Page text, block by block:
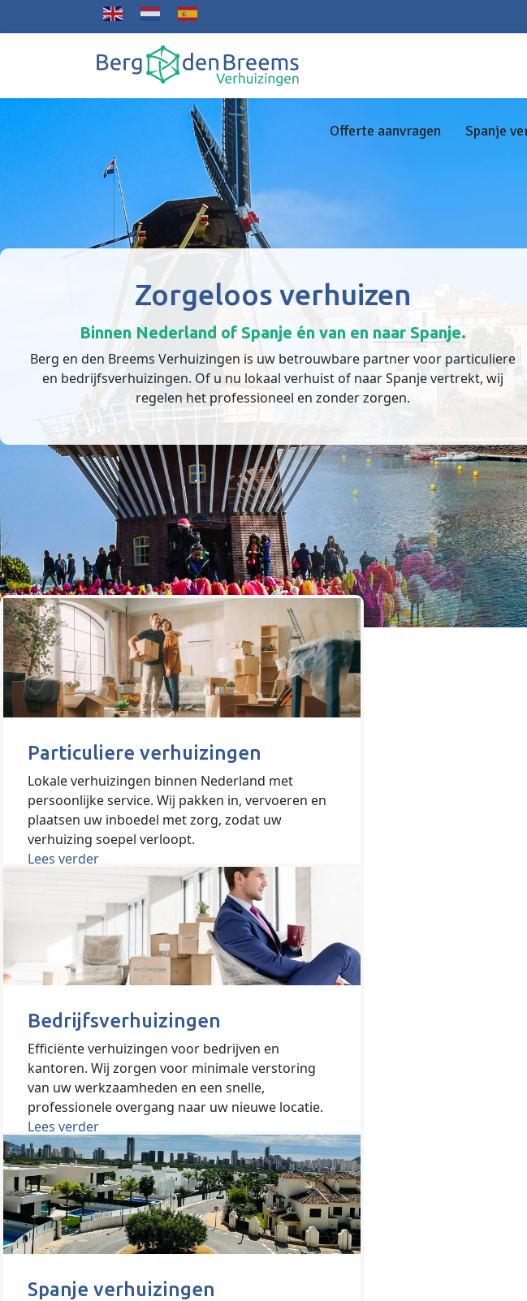
Offerte aanvragen Spanje
Zorgeloos verhuizen
Binnen Nederland of Spanje én van en naar Spanje.
Berg en den Breems Verhuizingen is uw betrouwbare partner voor particuliere
en bedrijfsverhuizingen. Of u nu lokaal verhuist of naar Spanje vertrekt, wij
regelen het professioneel en zonder zorgen.
Particuliere verhuizingen
Lokale verhuizingen binnen Nederland met
persoonlijke service. Wij pakken in, vervoeren en
plaatsen uw inboedel met zorg, zodat uw
verhuizing soepel verloopt.
Lees verder
Bedrijfsverhuizingen
Efficiënte verhuizingen voor bedrijven en
kantoren. Wij zorgen voor minimale verstoring
van uw werkzaamheden en een snelle,
professionele overgang naar uw nieuwe locatie.
Lees verder
Spanje verhuizingen